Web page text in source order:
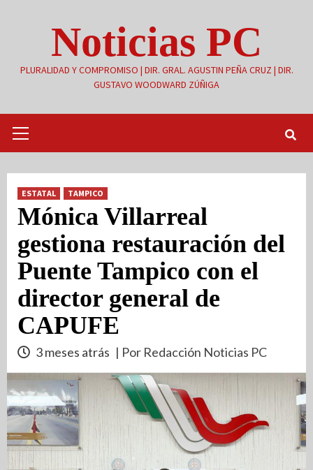
Noticias PC
PLURALIDAD Y COMPROMISO | DIR. GRAL. AGUSTIN PEÑA CRUZ | DIR.
GUSTAVO WOODWARD ZÚÑIGA
primario
ESTATAL TAMPICO
Mónica Villarreal
gestiona restauración del
Puente Tampico con el
director general de
CAPUFE
3 meses atrás | Por Redacción Noticias PC